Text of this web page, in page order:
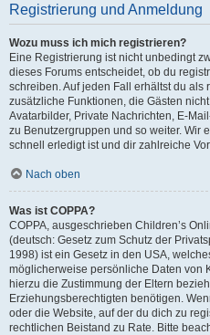
Registrierung und Anmeldung
Wozu muss ich mich registrieren?
Eine Registrierung ist nicht unbedingt
dieses Forums entscheidet, ob du
schreiben. Auf jeden Fall erhältst du als
zusätzliche Funktionen, die Gästen
Avatarbilder, Private Nachrichten, E-
zu Benutzergruppen und so weiter. Wir
schnell erledigt ist und dir zahlreiche
Nach oben
Was ist COPPA?
COPPA, ausgeschrieben Children’s
(deutsch: Gesetz zum Schutz der
1998) ist ein Gesetz in den USA,
möglicherweise persönliche Daten von
hierzu die Zustimmung der Eltern
Erziehungsberechtigten benötigen.
oder die Website, auf der du dich zu
rechtlichen Beistand zu Rate. Bitte